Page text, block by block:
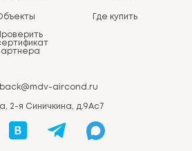
Где купить
Проверить
aircond.ru
2-я Синичкина, д.9Ас7